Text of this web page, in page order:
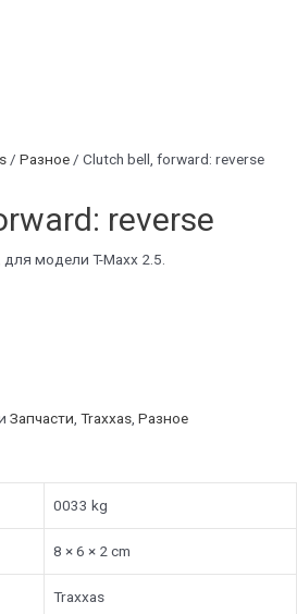
/ Разное / Clutch bell, forward: reverse
reverse
модели T-Maxx 2.5.
Запчасти, Traxxas, Разное
0033 kg
8 × 6 × 2 cm
Traxxas